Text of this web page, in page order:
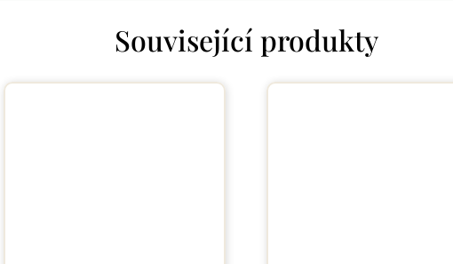
Související produkty